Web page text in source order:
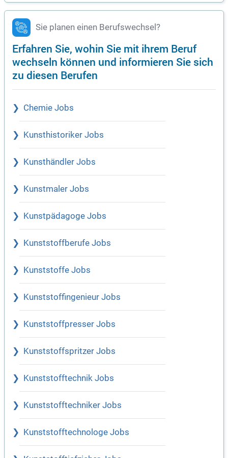
Sie planen einen Berufswechsel?
Erfahren Sie, wohin Sie mit ihrem Beruf
wechseln können und informieren Sie sich
zu diesen Berufen
Chemie Jobs
Kunsthistoriker Jobs
Kunsthändler Jobs
Kunstmaler Jobs
Kunstpädagoge Jobs
Kunststoffberufe Jobs
Kunststoffe Jobs
Kunststoffingenieur Jobs
Kunststoffpresser Jobs
Kunststoffspritzer Jobs
Kunststofftechnik Jobs
Kunststofftechniker Jobs
Kunststofftechnologe Jobs